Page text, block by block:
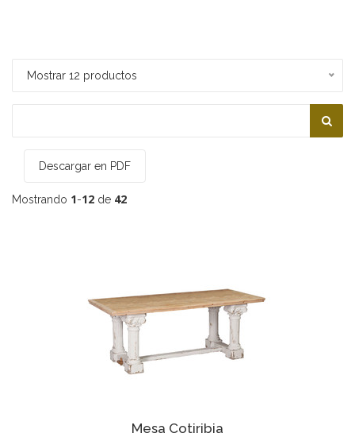
Mostrar 12 productos
Descargar en PDF
Mostrando 1-12 de 42
Mesa Cotiribia